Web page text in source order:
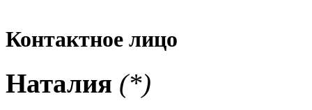
Контактное лицо
Наталия (*)